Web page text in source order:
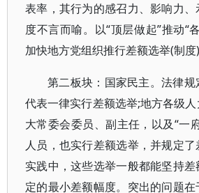
表率，其行为的感召力、影响力
度不言而喻。以“顶层做起”推动“
加快地方党组织推行差额选举(制度)
第二板块：国家民主。法律
代表一律实行差额选举;地方各级
大常委会委员、副主任，以及“一
人员，也实行差额选举，并规定了
实践中，这些选举一般都能坚持
定的最小差额幅度。突出的问题